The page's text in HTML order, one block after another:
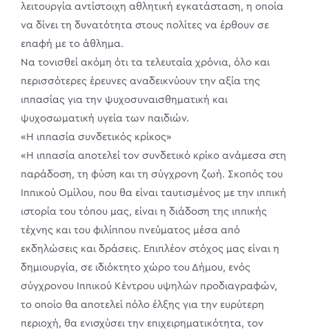
λειτουργία αντίστοιχη αθλητική εγκατάσταση, η οποία
να δίνει τη δυνατότητα στους πολίτες να έρθουν σε
επαφή με το άθλημα.
Να τονισθεί ακόμη ότι τα τελευταία χρόνια, όλο και
περισσότερες έρευνες αναδεικνύουν την αξία της
ιππασίας για την ψυχοσυναισθηματική και
ψυχοσωματική υγεία των παιδιών.
«Η ιππασία συνδετικός κρίκος»
«Η ιππασία αποτελεί τον συνδετικό κρίκο ανάμεσα στη
παράδοση, τη φύση και τη σύγχρονη ζωή. Σκοπός του
Ιππικού Ομίλου, που θα είναι ταυτισμένος με την ιππική
ιστορία του τόπου μας, είναι η διάδοση της ιππικής
τέχνης και του φιλίππου πνεύματος μέσα από
εκδηλώσεις και δράσεις. Επιπλέον στόχος μας είναι η
δημιουργία, σε ιδιόκτητο χώρο του Δήμου, ενός
σύγχρονου Ιππικού Κέντρου υψηλών προδιαγραφών,
το οποίο θα αποτελεί πόλο έλξης για την ευρύτερη
περιοχή, θα ενισχύσει την επιχειρηματικότητα, τον